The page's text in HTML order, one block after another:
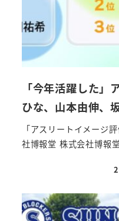
「今年活躍した」
ひな、山本由伸、
「アスリートイメージ
社博報堂 株式会社博報